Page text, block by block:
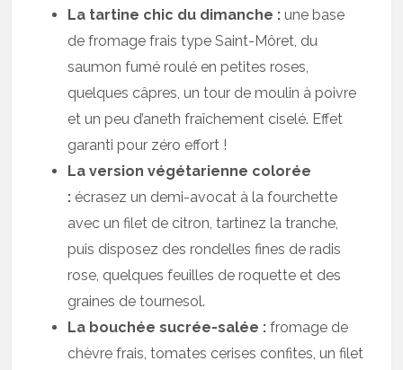
La tartine chic du dimanche : une base
de fromage frais type Saint-Môret, du
saumon fumé roulé en petites roses,
quelques câpres, un tour de moulin à poivre
et un peu d’aneth fraîchement ciselé. Effet
garanti pour zéro effort !
La version végétarienne colorée
: écrasez un demi-avocat à la fourchette
avec un filet de citron, tartinez la tranche,
puis disposez des rondelles fines de radis
rose, quelques feuilles de roquette et des
graines de tournesol.
La bouchée sucrée-salée : fromage de
chèvre frais, tomates cerises confites, un filet